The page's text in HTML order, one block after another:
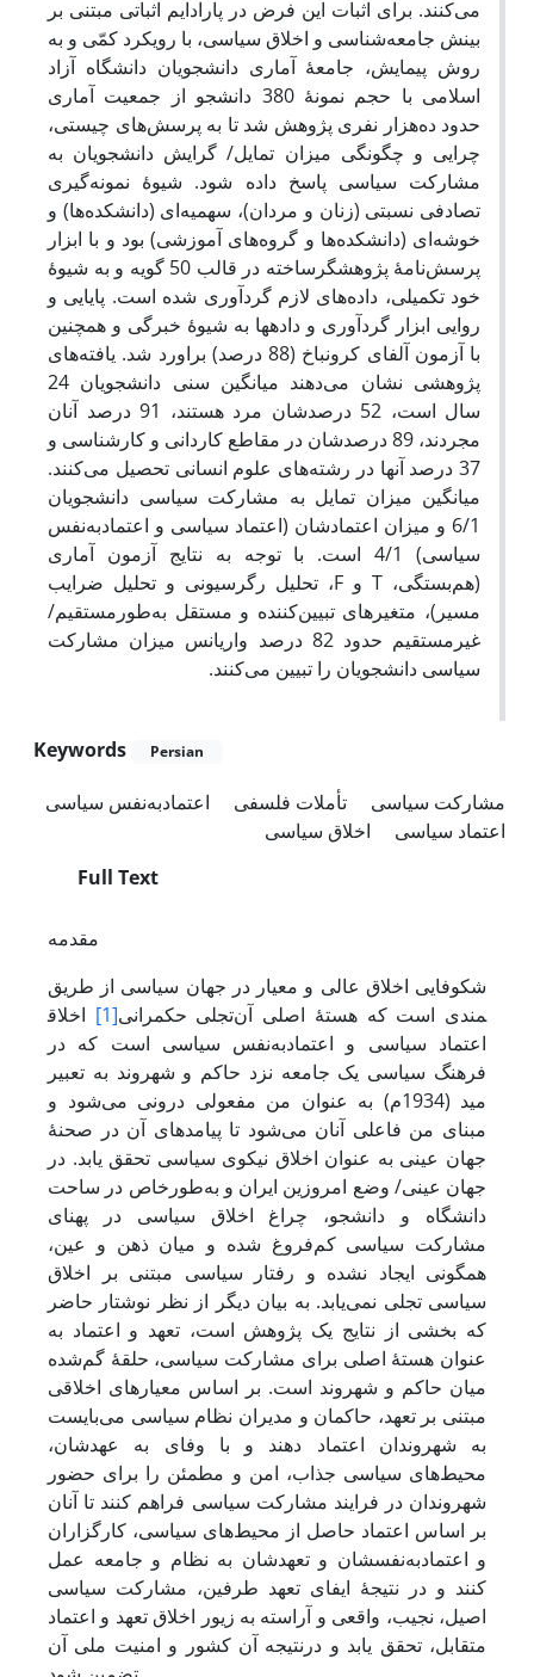
می‌کنند. برای اثبات این فرض در پارادایم اثباتی مبتنی بر
بینش جامعه‌شناسی و اخلاق سیاسی، با رویکرد کمّی و به
روش پیمایش، جامعۀ آماری دانشجویان دانشگاه آزاد
اسلامی با حجم نمونۀ 380 دانشجو از جمعیت آماری
حدود ده‌هزار نفری پژوهش شد تا به پرسش‌های چیستی،
چرایی و چگونگی میزان تمایل/ گرایش دانشجویان به
مشارکت سیاسی پاسخ داده ‌شود. شیوۀ نمونه‌گیری
تصادفی نسبتی (زنان و مردان)، سهمیه‌ای (دانشکده‌ها) و
خوشه‌ای (دانشکده‌ها و گروه‌های آموزشی) بود و با ابزار
پرسش‌نامۀ پژوهشگرساخته در قالب 50 گویه و به شیوۀ
خود تکمیلی، داده‌های لازم گردآوری شده است. پایایی و
روایی ابزار گردآوری و داده‎ها به شیوۀ خبرگی و همچنین
با آزمون آلفای کرونباخ (88 درصد) براورد شد. یافته‌های
پژوهشی نشان می‌دهند میانگین سنی دانشجویان 24
سال است، 52 درصدشان مرد هستند، 91 درصد آنان
مجردند، 89 درصدشان در مقاطع کاردانی و کارشناسی و
37 درصد آنها در رشته‌های علوم انسانی تحصیل می‌کنند.
میانگین میزان تمایل به مشارکت سیاسی دانشجویان
6/1 و میزان اعتمادشان (اعتماد سیاسی و اعتمادبه‌نفس
سیاسی) 4/1 است. با توجه به نتایج آزمون آماری
(هم‌بستگی، T و F، تحلیل رگرسیونی و تحلیل ضرایب
مسیر)، متغیرهای تبیین‌کننده و مستقل به‌طورمستقیم/
غیرمستقیم حدود 82 درصد واریانس میزان مشارکت
سیاسی دانشجویان را تبیین می‌کنند.
Keywords Persian
مشارکت سیاسی تأملات فلسفی
اعتمادبه‌نفس سیاسی
اعتماد سیاسی
اخلاق سیاسی
Full Text
مقدمه
شکوفایی اخلاق عالی و معیار در جهان سیاسی از طریق
تجلی حکمرانی[1]
اخلاق‎مندی است که هستۀ اصلی آن
اعتماد سیاسی و اعتمادبه‌نفس سیاسی است که در
فرهنگ سیاسی یک جامعه نزد حاکم و شهروند به تعبیر
مید (1934م) به‌ عنوان من مفعولی درونی می‌شود و
مبنای من فاعلی آنان می‌شود تا پیامدهای آن در صحنۀ
جهان عینی به عنوان اخلاق نیکوی سیاسی تحقق یابد. در
جهان عینی/ وضع امروزین ایران و به‌طورخاص در ساحت
دانشگاه و دانشجو، چراغ اخلاق سیاسی در پهنای
مشارکت سیاسی کم‌فروغ شده و میان ذهن و عین،
همگونی ایجاد نشده و رفتار سیاسی مبتنی بر اخلاق
سیاسی تجلی نمی‌یابد. به ‌بیان ‌دیگر از نظر نوشتار حاضر
که بخشی از نتایج یک پژوهش است، تعهد و اعتماد به
عنوان هستۀ اصلی برای مشارکت سیاسی، حلقۀ گم‌شده
میان حاکم و شهروند است. بر اساس معیارهای اخلاقی
مبتنی بر تعهد، حاکمان و مدیران نظام‌ سیاسی می‌بایست
به شهروندان اعتماد دهند و با وفای به عهدشان،
محیط‌های سیاسی جذاب، امن و مطمئن را برای حضور
شهروندان در فرایند مشارکت سیاسی فراهم کنند تا آنان
بر اساس اعتماد حاصل از محیط‌های سیاسی، کارگزاران
و اعتمادبه‌نفسشان و تعهدشان به نظام و جامعه عمل
کنند و در نتیجۀ ایفای تعهد طرفین، مشارکت سیاسی
اصیل، نجیب، واقعی و آراسته به زیور اخلاق تعهد و اعتماد
متقابل، تحقق یابد و درنتیجه آن کشور و امنیت ملی آن